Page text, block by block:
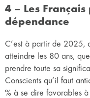
4 – Les
dépendance
C’est à partir de 2025,
atteindre les 80 ans,
prendre toute sa
Conscients qu’il faut
% à se dire favorables